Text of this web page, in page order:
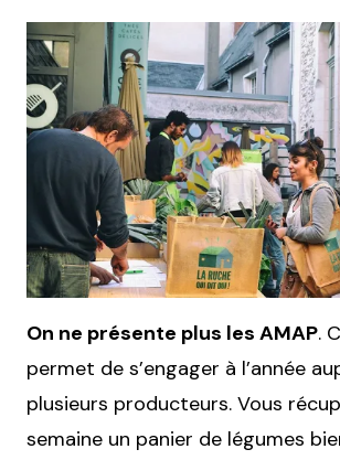
On ne présente plus les AMAP.
permet de s’engager à l’année
plusieurs producteurs. Vous
semaine un panier de légumes